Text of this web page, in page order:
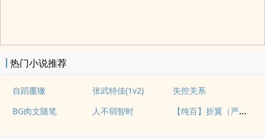
热门小说推荐
自蹈覆辙 张武特佳(1v2)
失控关系
BG肉文随笔
人不弱智时 【纯百】折翼（严厉上司是小鸟）